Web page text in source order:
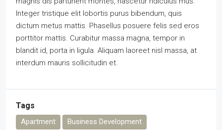
Integer tristique elit lobortis purus bibendum, quis
dictum metus mattis. Phasellus posuere felis sed eros
porttitor mattis. Curabitur massa magna, tempor in
blandit id, porta in ligula. Aliquam laoreet nisl massa, at
interdum mauris sollicitudin et.
Tags
Apartment
Business Development